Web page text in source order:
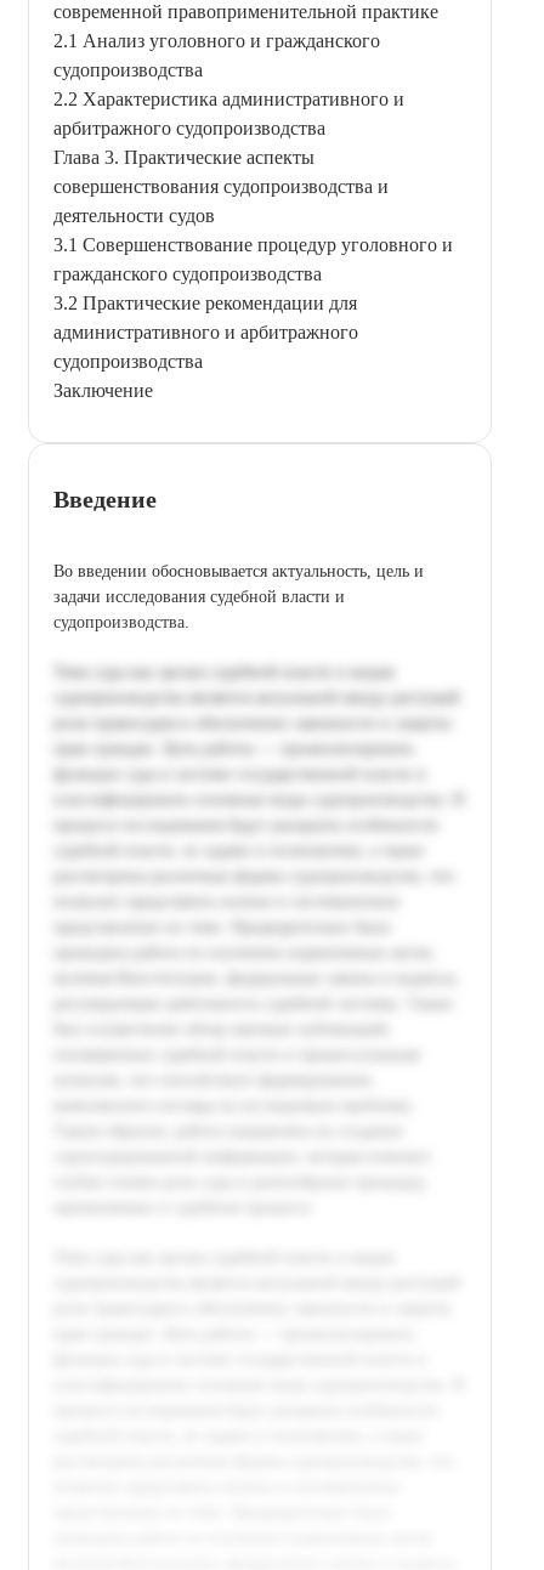
современной правоприменительной практике
2.1 Анализ уголовного и гражданского
судопроизводства
2.2 Характеристика административного и
арбитражного судопроизводства
Глава 3. Практические аспекты
совершенствования судопроизводства и
деятельности судов
3.1 Совершенствование процедур уголовного и
гражданского судопроизводства
3.2 Практические рекомендации для
административного и арбитражного
судопроизводства
Заключение
Введение
Во введении обосновывается актуальность, цель и
задачи исследования судебной власти и
судопроизводства.